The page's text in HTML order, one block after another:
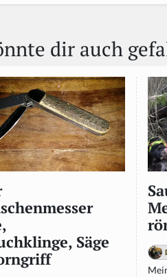
dir auch
Säge